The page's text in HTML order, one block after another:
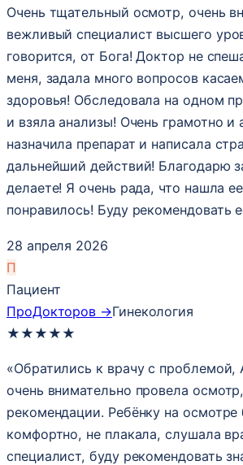
Очень тщательный осмотр, очень
вежливый специалист высшего
говорится, от Бога! Доктор не
меня, задала много вопросов
здоровья! Обследовала на одном
и взяла анализы! Очень грамотно и
назначила препарат и написала
дальнейший действий! Благодарю
делаете! Я очень рада, что нашла
понравилось! Буду рекомендовать
28 апреля 2026
П
Пациент
ПроДокторов →Гинекология
★ ★ ★ ★ ★
«Обратились к врачу с проблемой,
очень внимательно провела
рекомендации. Ребёнку на
комфортно, не плакала, слушала
специалист, буду рекомендовать